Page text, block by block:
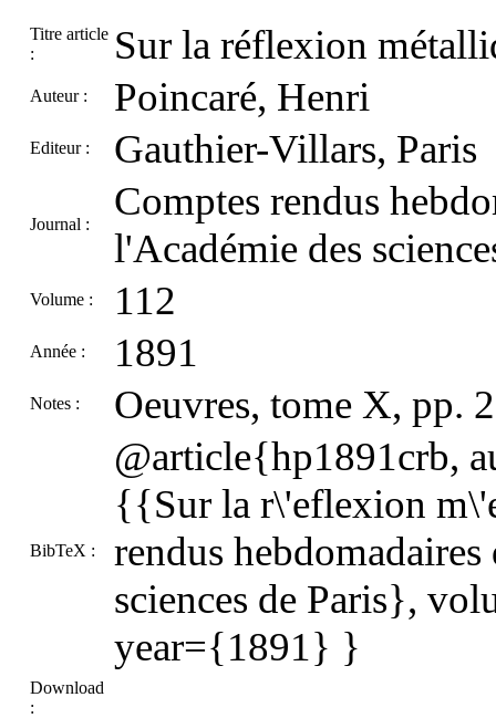
Titre article
:
Sur la réflexion
Auteur : Poincaré, Henri
Editeur : Gauthier-Villars, Paris
Journal :
Comptes rendus
l'Académie des
Volume : 112
Année : 1891
Notes : Oeuvres, tome X, pp.
BibTeX :
@article{hp1891crb,
{{Sur la r\'eflexion
rendus
sciences de Paris},
year={1891} }
Download
: